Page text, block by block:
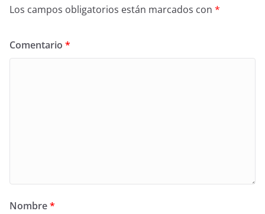
Los campos obligatorios están marcados con *
Comentario *
Nombre*